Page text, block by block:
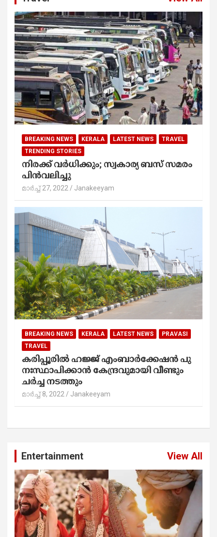
BREAKING NEWS KERALA LATEST NEWS
TRAVEL
TRENDING STORIES
നിരക്ക് വർധിക്കും; സ്വകാര്യ ബസ് സമരം
പിൻവലിച്ചു
മാർച്ച്‌ 27, 2022 Janakeeyam
BREAKING NEWS KERALA LATEST NEWS
PRAVASI
TRAVEL
കരിപ്പൂരിൽ ഹജ്ജ്​ എംബാർക്കേഷൻ പു​
നഃ​സ്ഥാ​പി​ക്കാ​ൻ കേന്ദ്രവുമായി വീണ്ടും
ചർച്ച നടത്തും
മാർച്ച്‌ 8, 2022 Janakeeyam
Entertainment View All